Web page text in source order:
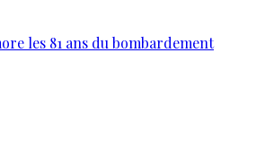
les 81 ans du bombardement